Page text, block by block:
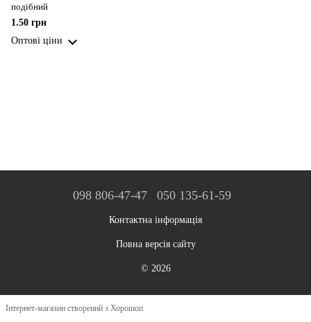
подібний
1.50 грн
Оптові ціни
098 806-47-47 050 135-61-59
Контактна інформація
Повна версія сайту
© 2026
Інтернет-магазин створений з Хорошоп